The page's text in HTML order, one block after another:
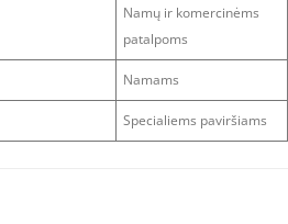
Namų ir komercinėms
patalpoms
Namams
Specialiems paviršiams